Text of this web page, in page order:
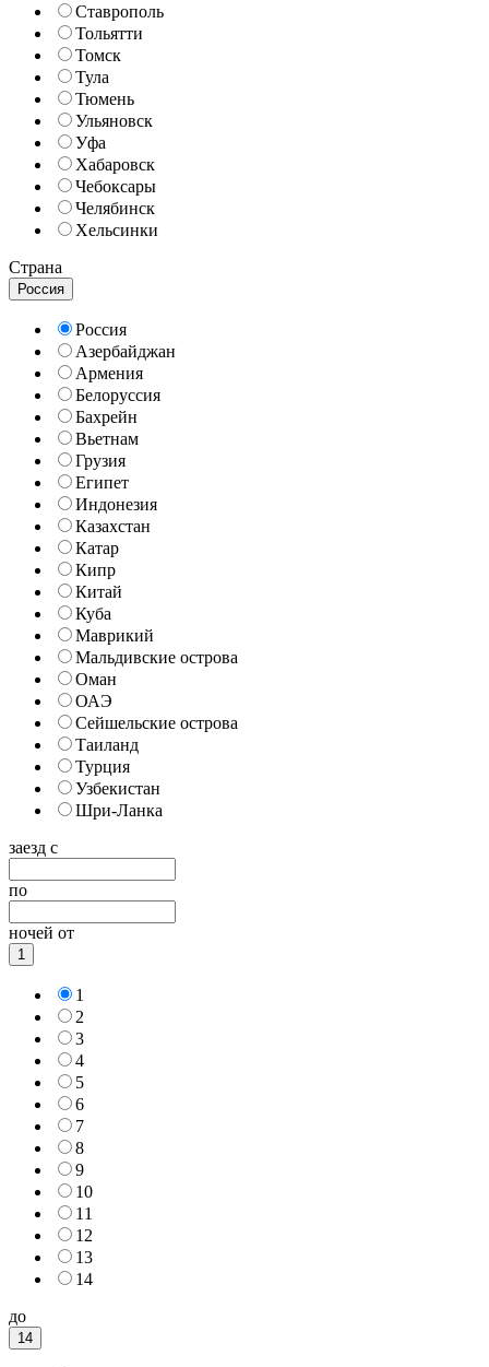
Ставрополь
Тольятти
Томск
Тула
Тюмень
Ульяновск
Уфа
Хабаровск
Чебоксары
Челябинск
Хельсинки
Страна
Россия
Россия
Азербайджан
Армения
Белоруссия
Бахрейн
Вьетнам
Грузия
Египет
Индонезия
Казахстан
Катар
Кипр
Китай
Куба
Маврикий
Мальдивские острова
Оман
ОАЭ
Сейшельские острова
Таиланд
Турция
Узбекистан
Шри-Ланка
заезд с
по
ночей от
1
1
2
3
4
5
6
7
8
9
10
11
12
13
14
до
14